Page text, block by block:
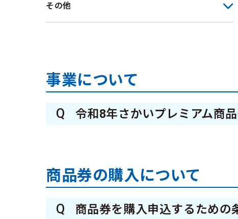
その他
事業について
Q 令和8年さかいプレミアム商
商品券の購入について
Q 商品券を購入申込するための